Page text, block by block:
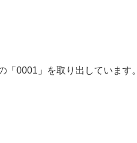
0001」を取り出しています。